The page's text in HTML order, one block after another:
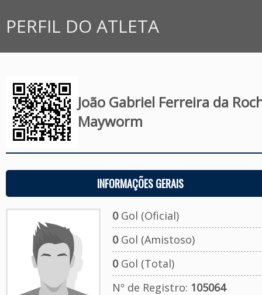
PERFIL DO ATLETA
João Gabriel Ferreira da
Mayworm
INFORMAÇÕES GERAIS
0Gol (Oficial)
0Gol (Amistoso)
0Gol (Total)
Nº de Registro: 105064